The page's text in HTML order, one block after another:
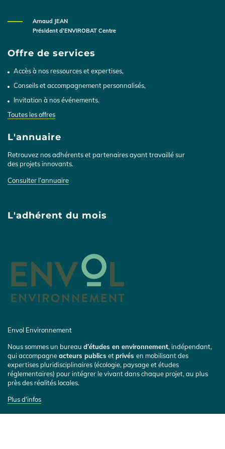
Arnaud JEAN
Président d'ENVIROBAT Centre
Offre de services
Accès à nos ressources et expertises,
Conseils et accompagnement personnalisés,
Invitation à nos événements.
Toutes les offres
L'annuaire
Retrouvez nos adhérents et partenaires ayant travaillé sur
des projets innovants.
Consulter l’annuaire
L'adhérent du mois
Envol Environnement
Nous sommes un bureau d’études en environnement, indépendant,
qui accompagneacteurs publics etprivés en mobilisant des
expertises pluridisciplinaires (écologie, paysage et études
réglementaires) pour intégrer le vivant dans chaque projet, au plus
près des réalités locales.
Plus d'infos